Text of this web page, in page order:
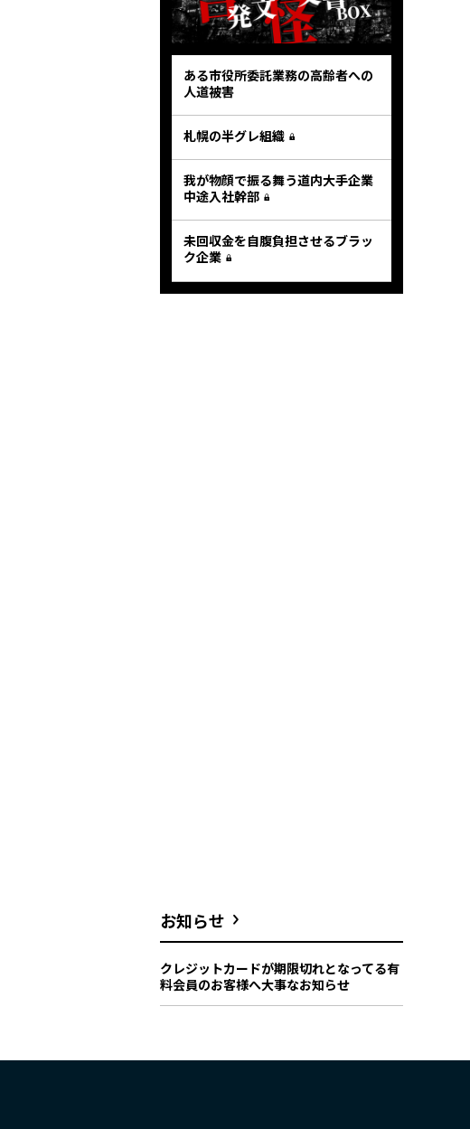
ある市役所委託業務の高齢者への
人道被害
札幌の半グレ組織
我が物顔で振る舞う道内大手企業
中途入社幹部
未回収金を自腹負担させるブラッ
ク企業
お知らせ
クレジットカードが期限切れとなってる有
料会員のお客様へ大事なお知らせ